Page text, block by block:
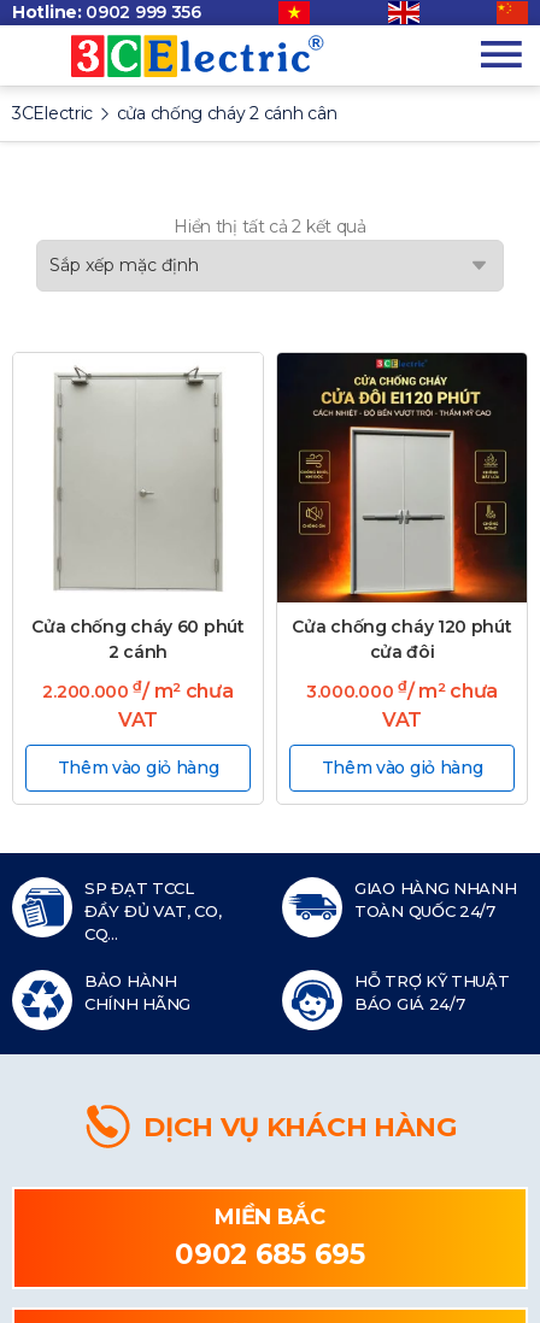
Hotline: 0902 999 356
3CElectric cửa chống cháy 2 cánh cân
Hiển thị tất cả 2 kết quả
Cửa chống cháy 60 phút
2 cánh
2.200.000₫/ m² chưa
VAT
Thêm vào giỏ hàng
Cửa chống cháy 120 phút
cửa đôi
3.000.000 ₫/ m² chưa
VAT
Thêm vào giỏ hàng
SP ĐẠT TCCL
ĐẦY ĐỦ VAT, CO,
CQ...
GIAO HÀNG NHANH
TOÀN QUỐC 24/7
BẢO HÀNH
CHÍNH HÃNG
HỖ TRỢ KỸ THUẬT
BÁO GIÁ 24/7
DỊCH VỤ KHÁCH HÀNG
MIỀN BẮC
0902 685 695